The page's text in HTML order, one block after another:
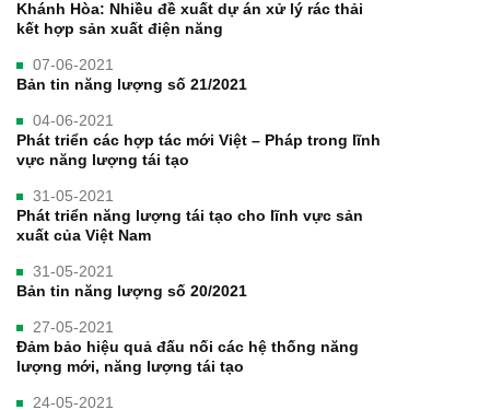
Khánh Hòa: Nhiều đề xuất dự án xử lý rác thải
kết hợp sản xuất điện năng
07-06-2021
Bản tin năng lượng số 21/2021
04-06-2021
Phát triển các hợp tác mới Việt – Pháp trong lĩnh
vực năng lượng tái tạo
31-05-2021
Phát triển năng lượng tái tạo cho lĩnh vực sản
xuất của Việt Nam
31-05-2021
Bản tin năng lượng số 20/2021
27-05-2021
Đảm bảo hiệu quả đấu nối các hệ thống năng
lượng mới, năng lượng tái tạo
24-05-2021